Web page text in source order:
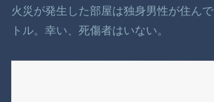
火災が発生した部屋は独身男性が住ん
トル。幸い、死傷者はいない。